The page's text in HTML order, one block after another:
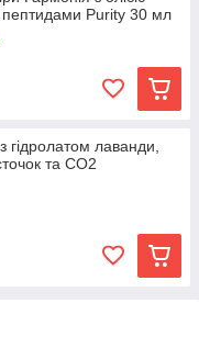
пептидами Purity 30 мл
лаванди,
та СО2